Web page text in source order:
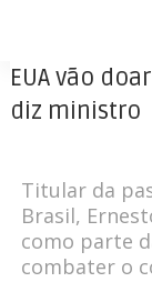
EUA vão
diz ministro
Titular da
Brasil,
como parte
combater o